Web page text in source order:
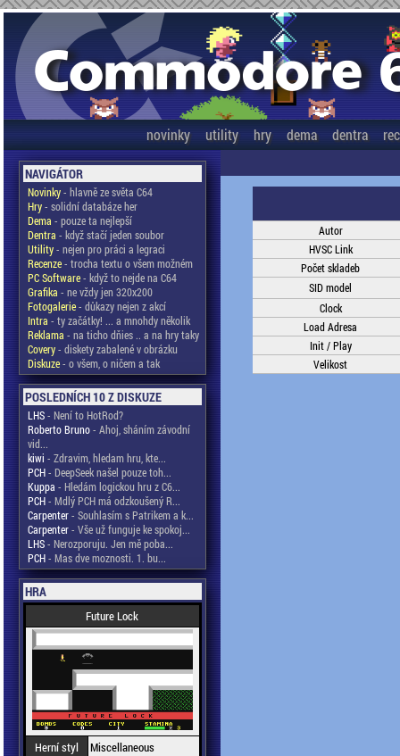
novinky utility hry dema dentra
NAVIGÁTOR
Novinky- hlavně ze světa C64
Hry- solidní databáze her
Dema - pouze ta nejlepší
Dentra - když stačí jeden soubor
Utility- nejen pro práci a legraci
Recenze- trocha textu o všem možném
PC Software- když to nejde na C64
Grafika - ne vždy jen 320x200
Fotogalerie- důkazy nejen z akcí
Intra - ty začátky! ... a mnohdy několik
Reklama - na ticho dňies .. a na hry taky
Covery- diskety zabalené v obrázku
Diskuze- o všem, o ničem a tak
POSLEDNÍCH 10 Z DISKUZE
LHS- Není to HotRod?
Roberto Bruno- Ahoj, sháním závodní
vid...
kiwi - Zdravim, hledam hru, kte...
PCH- DeepSeek našel pouze toh...
Kuppa - Hledám logickou hru z C6...
PCH- Mdlý PCH má odzkoušený R...
Carpenter- Souhlasím s Patrikem a k...
Carpenter- Vše už funguje ke spokoj...
LHS- Nerozporuju. Jen mě poba...
PCH- Mas dve moznosti. 1. bu...
HRA
Future Lock
Herní styl
Miscellaneous
Autor
HVSC Link
Počet skladeb
SID model
Clock
Load Adresa
Init / Play
Velikost